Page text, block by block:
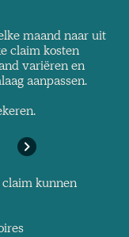
maand naar uit
claim kosten
variëren en
aanpassen.
kunnen